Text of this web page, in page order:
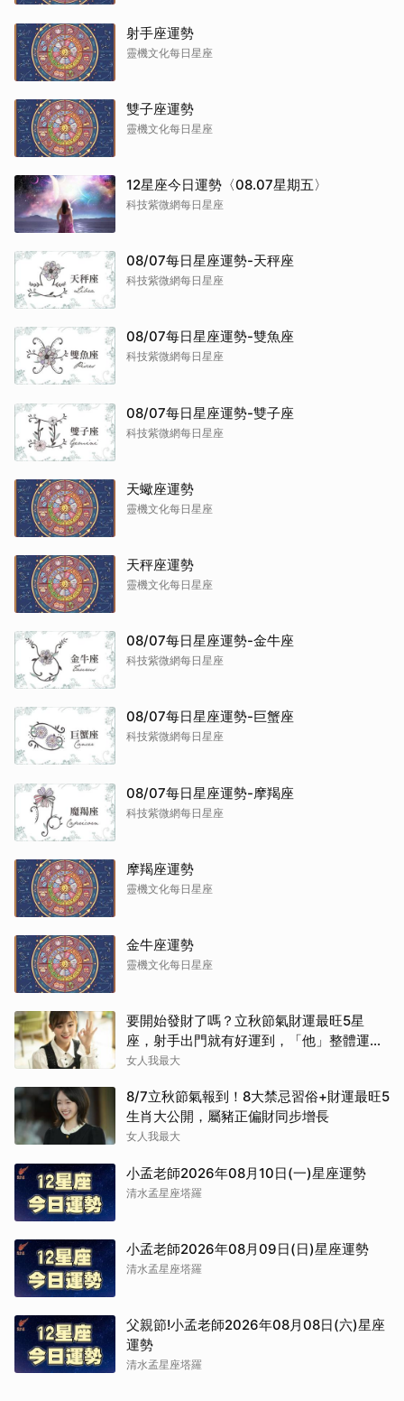
射手座運勢
靈機文化每日星座
雙子座運勢
靈機文化每日星座
12星座今日運勢〈08.07星期五〉
科技紫微網每日星座
08/07每日星座運勢-天秤座
科技紫微網每日星座
08/07每日星座運勢-雙魚座
科技紫微網每日星座
08/07每日星座運勢-雙子座
科技紫微網每日星座
天蠍座運勢
靈機文化每日星座
天秤座運勢
靈機文化每日星座
08/07每日星座運勢-金牛座
科技紫微網每日星座
08/07每日星座運勢-巨蟹座
科技紫微網每日星座
08/07每日星座運勢-摩羯座
科技紫微網每日星座
摩羯座運勢
靈機文化每日星座
金牛座運勢
靈機文化每日星座
要開始發財了嗎？立秋節氣財運最旺5星
座，射手出門就有好運到，「他」整體運勢
將走上坡
女人我最大
8/7立秋節氣報到！8大禁忌習俗+財運最旺5
生肖大公開，屬豬正偏財同步增長
女人我最大
小孟老師2026年08月10日(一)星座運勢
清水孟星座塔羅
小孟老師2026年08月09日(日)星座運勢
清水孟星座塔羅
父親節!小孟老師2026年08月08日(六)星座
運勢
清水孟星座塔羅